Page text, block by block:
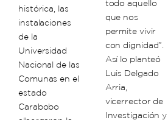
histórica, las
instalaciones
de la
Universidad
Nacional de las
Comunas en el
estado
Carabobo
todo aquello
que nos
permite vivir
con dignidad”.
Así lo planteó
Luis Delgado
Arria,
vicerrector de
Investigación y